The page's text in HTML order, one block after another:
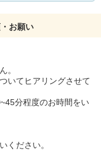
お願い
。
いてヒアリングさせて
分程度のお時間をい
ください。